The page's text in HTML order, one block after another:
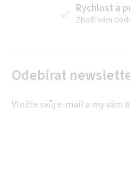
Rychlost a
Zboží vám
Odebírat
Vložte svůj e-mail a my vám